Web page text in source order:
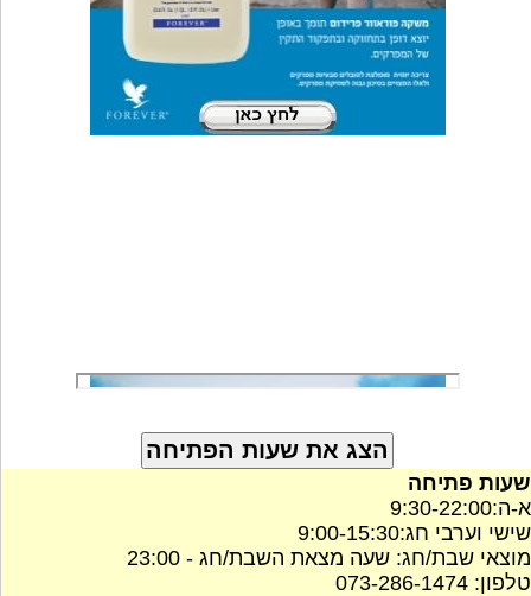
שעות פתיחה
א-ה:9:30-22:00
שישי וערבי חג:9:00-15:30
מוצאי שבת/חג: שעה מצאת השבת/חג - 23:00
טלפון: 073-286-1474